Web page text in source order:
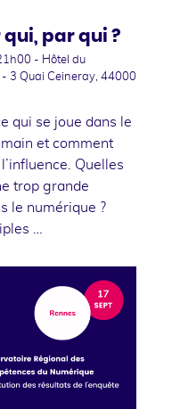
qui, par qui ?
- Hôtel du
3 Quai Ceineray, 44000
qui se joue dans le
et comment
Quelles
trop grande
le numérique ?
…